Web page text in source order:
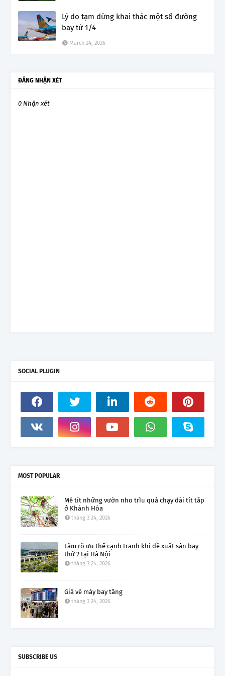
Lý do tạm dừng khai thác một số đường
bay từ 1/4
March 24, 2026
ĐĂNG NHẬN XÉT
0 Nhận xét
SOCIAL PLUGIN
MOST POPULAR
Mê tít những vườn nho trĩu quả chạy dài tít tắp
ở Khánh Hòa
tháng 3 24, 2026
Làm rõ ưu thế cạnh tranh khi đề xuất sân bay
thứ 2 tại Hà Nội
tháng 3 24, 2026
Giá vé máy bay tăng
tháng 3 24, 2026
SUBSCRIBE US